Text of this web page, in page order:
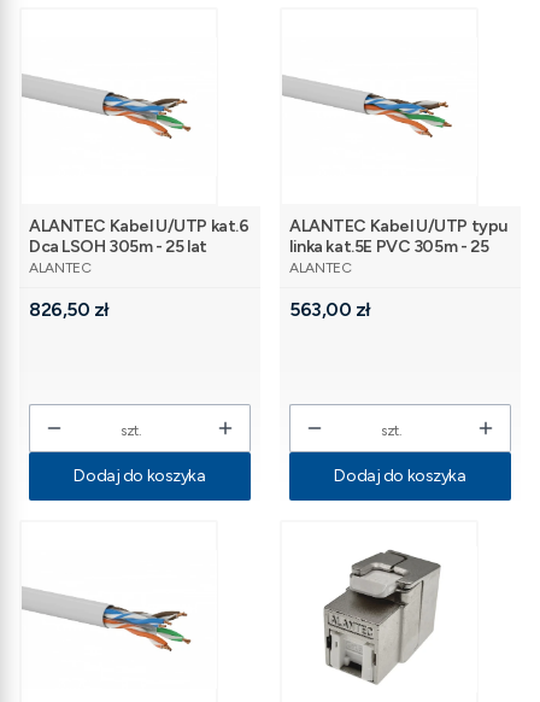
ALANTEC Kabel U/UTP kat.6
Dca LSOH 305m - 25 lat
gwarancji
PRODUCENT
ALANTEC
Cena
826,50 zł
szt.
Dodaj do koszyka
ALANTEC Kabel U/UTP typu
linka kat.5E PVC 305m - 25
lat gwarancji
PRODUCENT
ALANTEC
Cena
563,00 zł
szt.
Dodaj do koszyka